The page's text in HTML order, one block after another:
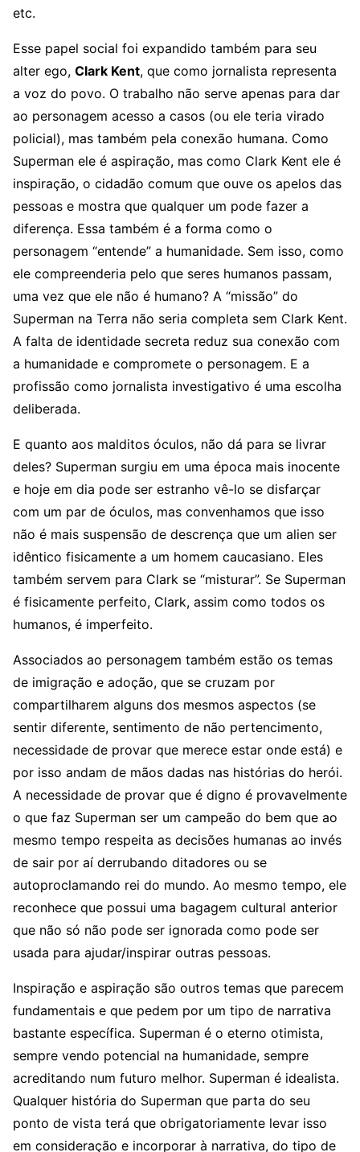
etc.
Esse papel social foi expandido também para seu
alter ego, Clark Kent, que como jornalista representa
a voz do povo. O trabalho não serve apenas para dar
ao personagem acesso a casos (ou ele teria virado
policial), mas também pela conexão humana. Como
Superman ele é aspiração, mas como Clark Kent ele é
inspiração, o cidadão comum que ouve os apelos das
pessoas e mostra que qualquer um pode fazer a
diferença. Essa também é a forma como o
personagem “entende” a humanidade. Sem isso, como
ele compreenderia pelo que seres humanos passam,
uma vez que ele não é humano? A “missão” do
Superman na Terra não seria completa sem Clark Kent.
A falta de identidade secreta reduz sua conexão com
a humanidade e compromete o personagem. E a
profissão como jornalista investigativo é uma escolha
deliberada.
E quanto aos malditos óculos, não dá para se livrar
deles? Superman surgiu em uma época mais inocente
e hoje em dia pode ser estranho vê-lo se disfarçar
com um par de óculos, mas convenhamos que isso
não é mais suspensão de descrença que um alien ser
idêntico fisicamente a um homem caucasiano. Eles
também servem para Clark se “misturar”. Se Superman
é fisicamente perfeito, Clark, assim como todos os
humanos, é imperfeito.
Associados ao personagem também estão os temas
de imigração e adoção, que se cruzam por
compartilharem alguns dos mesmos aspectos (se
sentir diferente, sentimento de não pertencimento,
necessidade de provar que merece estar onde está) e
por isso andam de mãos dadas nas histórias do herói.
A necessidade de provar que é digno é provavelmente
o que faz Superman ser um campeão do bem que ao
mesmo tempo respeita as decisões humanas ao invés
de sair por aí derrubando ditadores ou se
autoproclamando rei do mundo. Ao mesmo tempo, ele
reconhece que possui uma bagagem cultural anterior
que não só não pode ser ignorada como pode ser
usada para ajudar/inspirar outras pessoas.
Inspiração e aspiração são outros temas que parecem
fundamentais e que pedem por um tipo de narrativa
bastante específica. Superman é o eterno otimista,
sempre vendo potencial na humanidade, sempre
acreditando num futuro melhor. Superman é idealista.
Qualquer história do Superman que parta do seu
ponto de vista terá que obrigatoriamente levar isso
em consideração e incorporar à narrativa, do tipo de